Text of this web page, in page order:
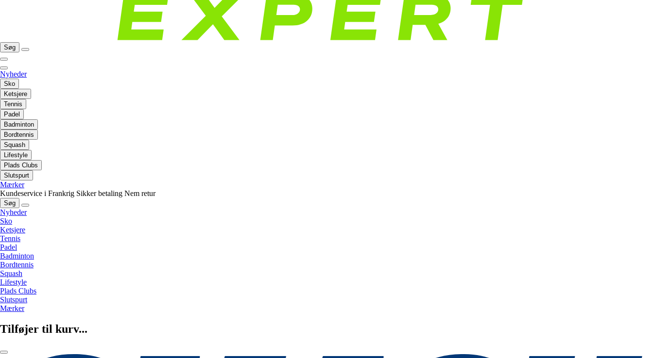
Søg
Nyheder
Sko
Ketsjere
Tennis
Padel
Badminton
Bordtennis
Squash
Lifestyle
Plads Clubs
Slutspurt
Mærker
Kundeservice i Frankrig Sikker betaling Nem retur
Søg
Nyheder
Sko
Ketsjere
Tennis
Padel
Badminton
Bordtennis
Squash
Lifestyle
Plads Clubs
Slutspurt
Mærker
Tilføjer til kurv...